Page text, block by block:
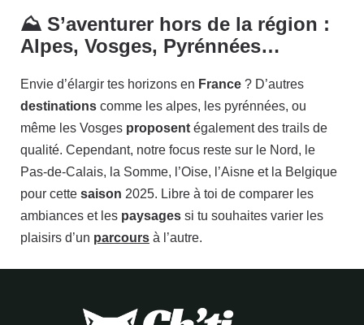
⛰️ S’aventurer hors de la région :
Alpes, Vosges, Pyrénnées…
Envie d’élargir tes horizons en France ? D’autres
destinations comme les alpes, les pyrénnées, ou
même les Vosges proposent également des trails de
qualité. Cependant, notre focus reste sur le Nord, le
Pas-de-Calais, la Somme, l’Oise, l’Aisne et la Belgique
pour cette saison 2025. Libre à toi de comparer les
ambiances et les paysages si tu souhaites varier les
plaisirs d’un parcours à l’autre.